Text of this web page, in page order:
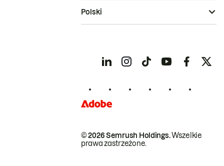
© 2026 Semrush Holdings.Wszelkie
prawa zastrzeżone.
Polski